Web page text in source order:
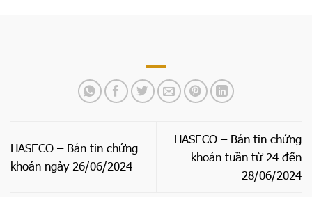
HASECO – Bản tin chứng
khoán ngày 26/06/2024
HASECO – Bản tin chứng
khoán tuần từ 24 đến
28/06/2024